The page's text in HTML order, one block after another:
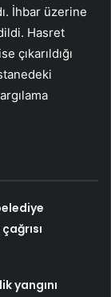
İhbar üzerine
Hasret
çıkarıldığı
yangını